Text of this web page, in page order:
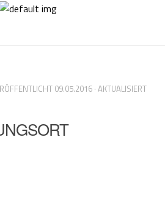
09.05.2016 · AKTUALISIERT